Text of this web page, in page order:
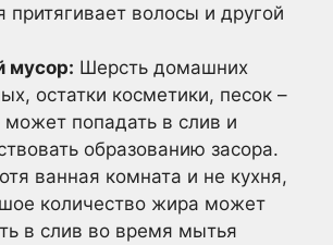
притягивает волосы и другой
мусор: Шерсть домашних
остатки косметики, песок –
может попадать в слив и
образованию засора.
ванная комната и не кухня,
количество жира может
в слив во время мытья